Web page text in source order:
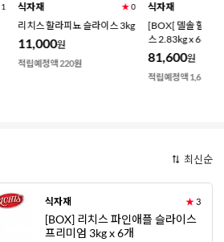
1 식자재 ★ 0
리치스 할라피뇨 슬라이스 3kg
11,000원
적립예정액 220원
식자재
[BOX[ 델솔 할라
스 2.83kg x 6개
81,600원
적립예정액 1,630원
최신순
식자재 ★3
[BOX] 리치스 파인애플 슬라이스
프리미엄 3kg x 6개